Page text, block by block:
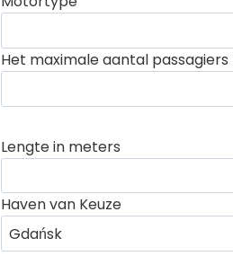
Het maximale aantal
Lengte in meters
Haven van Keuze